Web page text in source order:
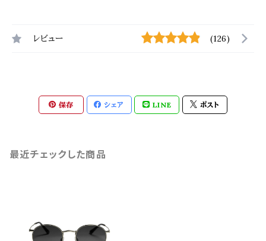
レビュー (126)
保存 シェア LINE ポスト
最近チェックした商品